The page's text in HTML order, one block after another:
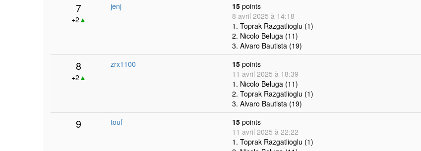
7
+2 ▲
jenj 15 points
8 avril 2025 à 14:18
1. Toprak Razgatlioglu (1)
2. Nicolo Beluga (11)
3. Alvaro Bautista (19)
8
+2 ▲
zrx1100 15 points
11 avril 2025 à 18:39
1. Nicolo Beluga (11)
2. Toprak Razgatlioglu (1)
3. Alvaro Bautista (19)
9 touf 15 points
11 avril 2025 à 22:22
1. Toprak Razgatlioglu (1)